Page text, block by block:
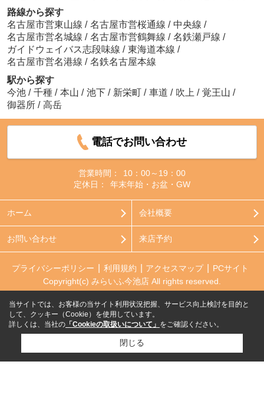
路線から探す
名古屋市営東山線 / 名古屋市営桜通線 / 中央線 /
名古屋市営名城線 / 名古屋市営鶴舞線 / 名鉄瀬戸線 /
ガイドウェイバス志段味線 / 東海道本線 /
名古屋市営名港線 / 名鉄名古屋本線
駅から探す
今池 / 千種 / 本山 / 池下 / 新栄町 / 車道 / 吹上 / 覚王山 /
御器所 / 高岳
電話でお問い合わせ
営業時間：
10：00～19：00
定休日：
年末年始・お盆・GW
ホーム 会社概要
お問い合わせ 来店予約
プライバシーポリシー 利用規約 アクセスマップ
PCサイト
Copyright(c) みらいふ今池店 All rights reserved.
当サイトでは、お客様の当サイト利用状況把握、サービス向上検討を目的と
して、クッキー（Cookie）を使用しています。
詳しくは、当社の 「Cookieの取扱いについて」 をご確認ください。
閉じる